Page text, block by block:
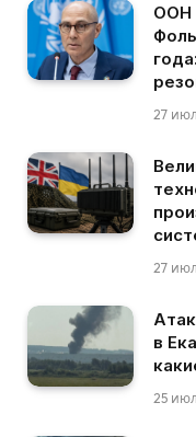
ООН
27
27
в
25